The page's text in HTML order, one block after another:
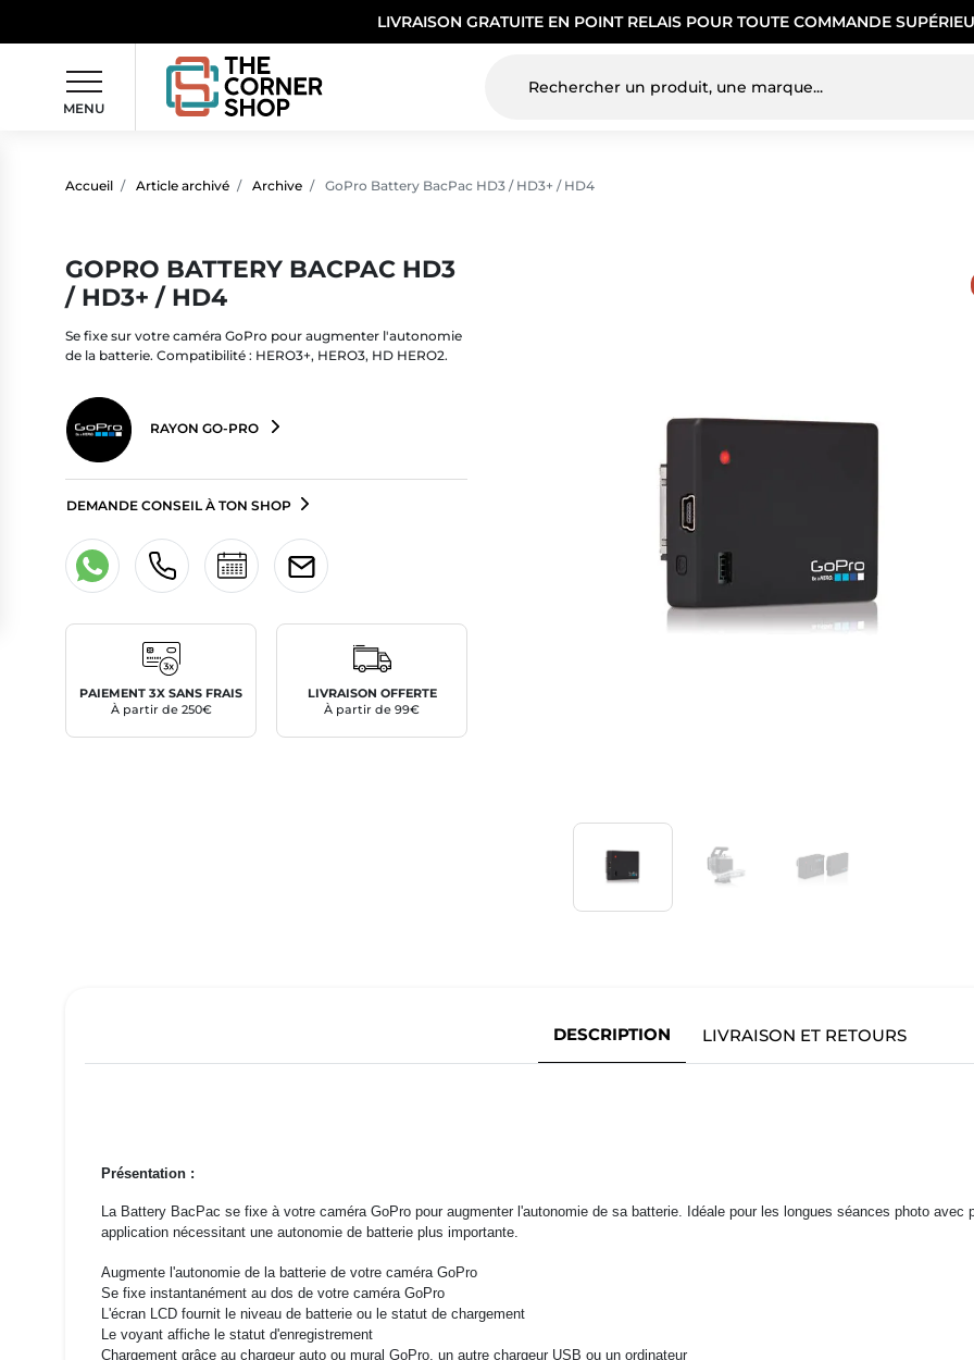
LIVRAISON GRATUITE EN POINT RELAIS POUR TOUTE COMMANDE
MENU
Accueil Article archivé Archive GoPro Battery BacPac HD3 / HD3+ / HD4
GOPRO BATTERY BACPAC HD3
/ HD3+ / HD4
Se fixe sur votre caméra GoPro pour augmenter l'autonomie
de la batterie. Compatibilité : HERO3+, HERO3, HD HERO2.
RAYON GO-PRO
DEMANDE CONSEIL À TON SHOP
PAIEMENT 3X SANS FRAIS
À partir de 250€
LIVRAISON OFFERTE
À partir de 99€
DESCRIPTION LIVRAISON ET RETOURS
Présentation :
​La Battery BacPac se fixe à votre caméra GoPro pour augmenter l'autonomie de sa batterie. Idéale pour les longues séances photo
application nécessitant une autonomie de batterie plus importante.
Augmente l'autonomie de la batterie de votre caméra GoPro
Se fixe instantanément au dos de votre caméra GoPro
L'écran LCD fournit le niveau de batterie ou le statut de chargement
Le voyant affiche le statut d'enregistrement
Chargement grâce au chargeur auto ou mural GoPro, un autre chargeur USB ou un ordinateur